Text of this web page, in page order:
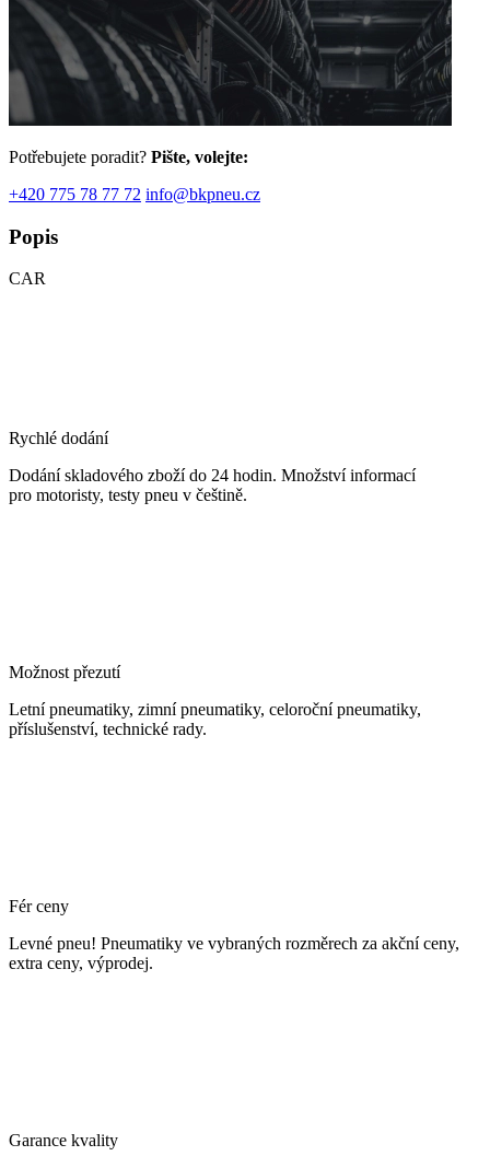
Potřebujete poradit? Pište, volejte:
+420 775 78 77 72 info@bkpneu.cz
Popis
CAR
Rychlé dodání
Dodání skladového zboží do 24 hodin. Množství informací
pro motoristy, testy pneu v češtině.
Možnost přezutí
Letní pneumatiky, zimní pneumatiky, celoroční pneumatiky,
příslušenství, technické rady.
Fér ceny
Levné pneu! Pneumatiky ve vybraných rozměrech za akční ceny,
extra ceny, výprodej.
Garance kvality